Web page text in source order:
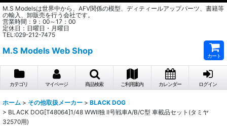
M.S Modelsは世界中から、AFV関係の模型、ディティールアップパーツ、書籍等
の輸入、卸販売を行う会社です。
営業時間：9：00～17：00
定休日：日曜日・月曜日
TEL:029-212-7475
M.S Models Web Shop
カート
カテゴリ マイページ 商品検索 ご利用案内 カレンダー ログイン
ホーム > その他取扱メーカー > BLACK DOG
> BLACK DOG[T48064]1/48 WWII独 II号戦車A/B/C型 車載品セット(タミヤ
32570用)